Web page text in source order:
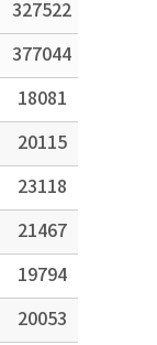
327522
377044
18081
20115
23118
21467
19794
20053